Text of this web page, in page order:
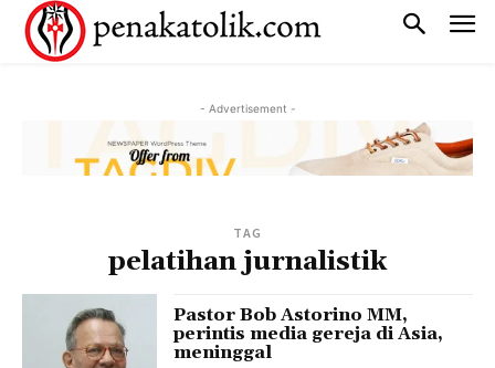
- Advertisement -
TAG
pelatihan jurnalistik
Pastor Bob Astorino MM,
perintis media gereja di Asia,
meninggal